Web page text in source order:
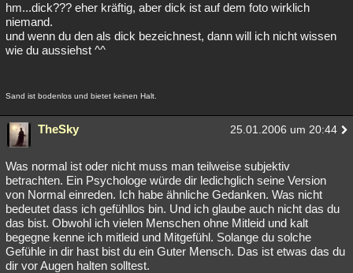
hm...dick??? eher kräftig, aber dick ist auf dem foto wirklich
niemand.
und wenn du den als dick bezeichnest, dann will ich nicht wissen
wie du aussiehst ^^
Sand ist bodenlos und bietet keinen Halt.
TheSky 25.01.2006 um 20:44
Was normal ist oder nicht muss man teilweise subjektiv
betrachten. Ein Psychologe würde dir ledichglich seine Version
von Normal einreden. Ich habe ähnliche Gedanken. Was nicht
bedeutet dass ich gefühllos bin. Und ich glaube auch nicht das du
das bist. Obwohl ich vielen Menschen ohne Mitleid und kalt
begegne kenne ich mitleid und Mitgefühl. Solange du solche
Gefühle in dir hast bist du ein Guter Mensch. Das ist etwas das du
dir vor Augen halten solltest.